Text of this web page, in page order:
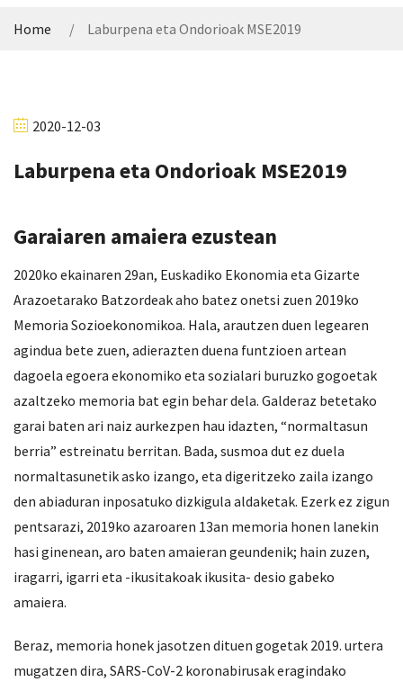
Home Laburpena eta Ondorioak MSE2019
2020-12-03
Laburpena eta Ondorioak MSE2019
Garaiaren amaiera ezustean
2020ko ekainaren 29an, Euskadiko Ekonomia eta Gizarte
Arazoetarako Batzordeak aho batez onetsi zuen 2019ko
Memoria Sozioekonomikoa. Hala, arautzen duen legearen
agindua bete zuen, adierazten duena funtzioen artean
dagoela egoera ekonomiko eta sozialari buruzko gogoetak
azaltzeko memoria bat egin behar dela. Galderaz betetako
garai baten ari naiz aurkezpen hau idazten, “normaltasun
berria” estreinatu berritan. Bada, susmoa dut ez duela
normaltasunetik asko izango, eta digeritzeko zaila izango
den abiaduran inposatuko dizkigula aldaketak. Ezerk ez zigun
pentsarazi, 2019ko azaroaren 13an memoria honen lanekin
hasi ginenean, aro baten amaieran geundenik; hain zuzen,
iragarri, igarri eta -ikusitakoak ikusita- desio gabeko
amaiera.
Beraz, memoria honek jasotzen dituen gogetak 2019. urtera
mugatzen dira, SARS-CoV-2 koronabirusak eragindako